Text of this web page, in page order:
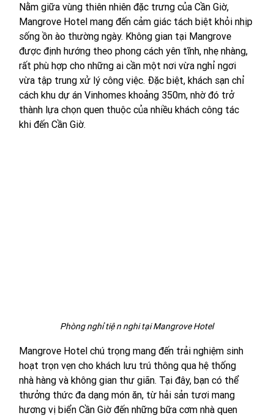
Nằm giữa vùng thiên nhiên đặc trưng của Cần Giờ,
Mangrove Hotel mang đến cảm giác tách biệt khỏi nhịp
sống ồn ào thường ngày. Không gian tại Mangrove
được định hướng theo phong cách yên tĩnh, nhẹ nhàng,
rất phù hợp cho những ai cần một nơi vừa nghỉ ngơi
vừa tập trung xử lý công việc. Đặc biệt, khách sạn chỉ
cách khu dự án Vinhomes khoảng 350m, nhờ đó trở
thành lựa chọn quen thuộc của nhiều khách công tác
khi đến Cần Giờ.
Phòng nghỉ tiện nghi tại Mangrove Hotel
Mangrove Hotel chú trọng mang đến trải nghiệm sinh
hoạt trọn vẹn cho khách lưu trú thông qua hệ thống
nhà hàng và không gian thư giãn. Tại đây, bạn có thể
thưởng thức đa dạng món ăn, từ hải sản tươi mang
hương vị biển Cần Giờ đến những bữa cơm nhà quen